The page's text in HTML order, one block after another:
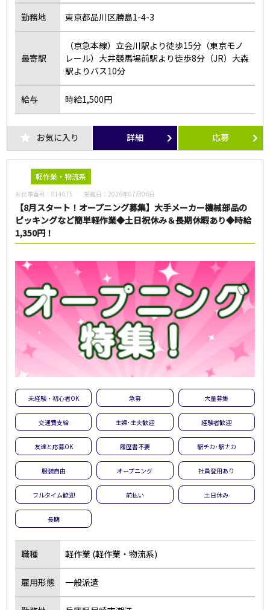
勤務地 東京都品川区勝島1-4-3
最寄駅
（京急本線）立会川駅より徒歩15分（東京モノ
レール）大井競馬場前駅より徒歩8分（JR）大森
駅よりバス10分
給与 時給1,500円
お気に入り 詳細 応募
軽作業・物流系
お仕事番号：014075 掲載日： 2026年07月06日
【8月スタート！オープニング募集】大手メーカー機械部品の
ピッキングなど簡単軽作業◆土日祝休み＆長期休暇あり◆時給
1,350円！
未経験・初心者OK 急募 大量募集
交通費支給 主婦･主夫歓迎 経験者歓迎
友達と応募OK 履歴書不要 駅チカ･駅ナカ
服装自由 オープニング 社員登用あり
フルタイム歓迎 前払い 土日休み
長期
職種 軽作業 (軽作業・物流系)
雇用形態 一般派遣
土日休み
長期
短期
単発・1日OK
外国人活躍中
留学生歓迎
フリーワード
この条件のお仕事数
388 件
この条件で検索
全ての条件をクリア